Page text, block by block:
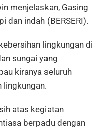
menjelaskan, Gasing
dan indah (BERSERI).
lingkungan di
sungai yang
kiranya seluruh
atas kegiatan
berpadu dengan